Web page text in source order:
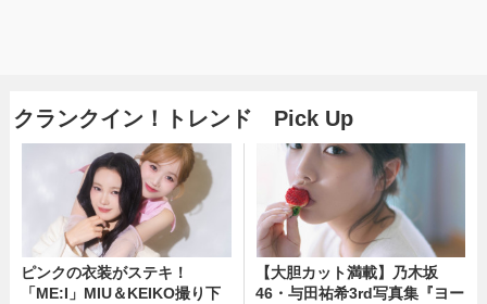
クランクイン！トレンド Pick Up
ピンクの衣装がステキ！
「ME:I」MIU＆KEIKO撮り下
【大胆カット満載】乃木坂
46・与田祐希3rd写真集『ヨー